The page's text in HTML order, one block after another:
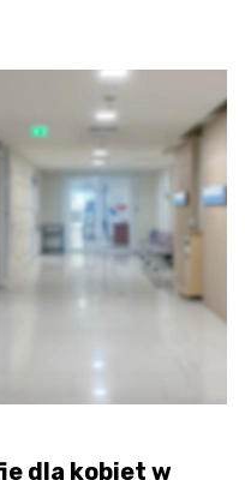
dla kobiet w